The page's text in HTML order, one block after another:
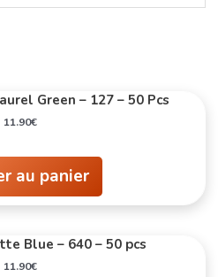
Green – 127 – 50 Pcs
11.90€
au panier
Blue – 640 – 50 pcs
11.90€